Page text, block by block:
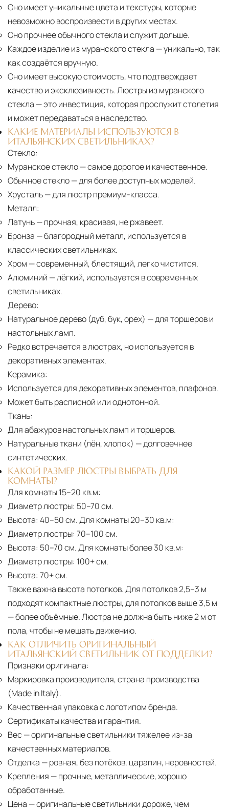
Оно имеет уникальные цвета и текстуры, которые
невозможно воспроизвести в других местах.
Оно прочнее обычного стекла и служит дольше.
Каждое изделие из муранского стекла — уникально, так
как создаётся вручную.
Оно имеет высокую стоимость, что подтверждает
качество и эксклюзивность. Люстры из муранского
стекла — это инвестиция, которая прослужит столетия
и может передаваться в наследство.
КАКИЕ МАТЕРИАЛЫ ИСПОЛЬЗУЮТСЯ В
ИТАЛЬЯНСКИХ СВЕТИЛЬНИКАХ?
Стекло:
Муранское стекло— самое дорогое и качественное.
Обычное стекло— для более доступных моделей.
Хрусталь— для люстр премиум-класса.
Металл:
Латунь— прочная, красивая, не ржавеет.
Бронза — благородный металл, используется в
классических светильниках.
Хром — современный, блестящий, легко чистится.
Алюминий — лёгкий, используется в современных
светильниках.
Дерево:
Натуральное дерево (дуб, бук, орех) — для торшеров и
настольных ламп.
Редко встречается в люстрах, но используется в
декоративных элементах.
Керамика:
Используется для декоративных элементов, плафонов.
Может быть расписной или однотонной.
Ткань:
Для абажуров настольных ламп и торшеров.
Натуральные ткани (лён, хлопок) — долговечнее
синтетических.
КАКОЙ РАЗМЕР ЛЮСТРЫ ВЫБРАТЬ ДЛЯ
КОМНАТЫ?
Для комнаты 15–20 кв.м:
Диаметр люстры: 50–70 см.
Высота: 40–50 см. Для комнаты 20–30 кв.м:
Диаметр люстры: 70–100 см.
Высота: 50–70 см. Для комнаты более 30 кв.м:
Диаметр люстры: 100+ см.
Высота: 70+ см.
Также важна высота потолков. Для потолков 2,5–3 м
подходят компактные люстры, для потолков выше 3,5 м
— более объёмные. Люстра не должна быть ниже 2 м от
пола, чтобы не мешать движению.
КАК ОТЛИЧИТЬ ОРИГИНАЛЬНЫЙ
ИТАЛЬЯНСКИЙ СВЕТИЛЬНИК ОТ ПОДДЕЛКИ?
Признаки оригинала:
Маркировка производителя, страна производства
(Made in Italy).
Качественная упаковка с логотипом бренда.
Сертификаты качества и гарантия.
Вес — оригинальные светильники тяжелее из-за
качественных материалов.
Отделка — ровная, без потёков, царапин, неровностей.
Крепления — прочные, металлические, хорошо
обработанные.
Цена — оригинальные светильники дороже, чем